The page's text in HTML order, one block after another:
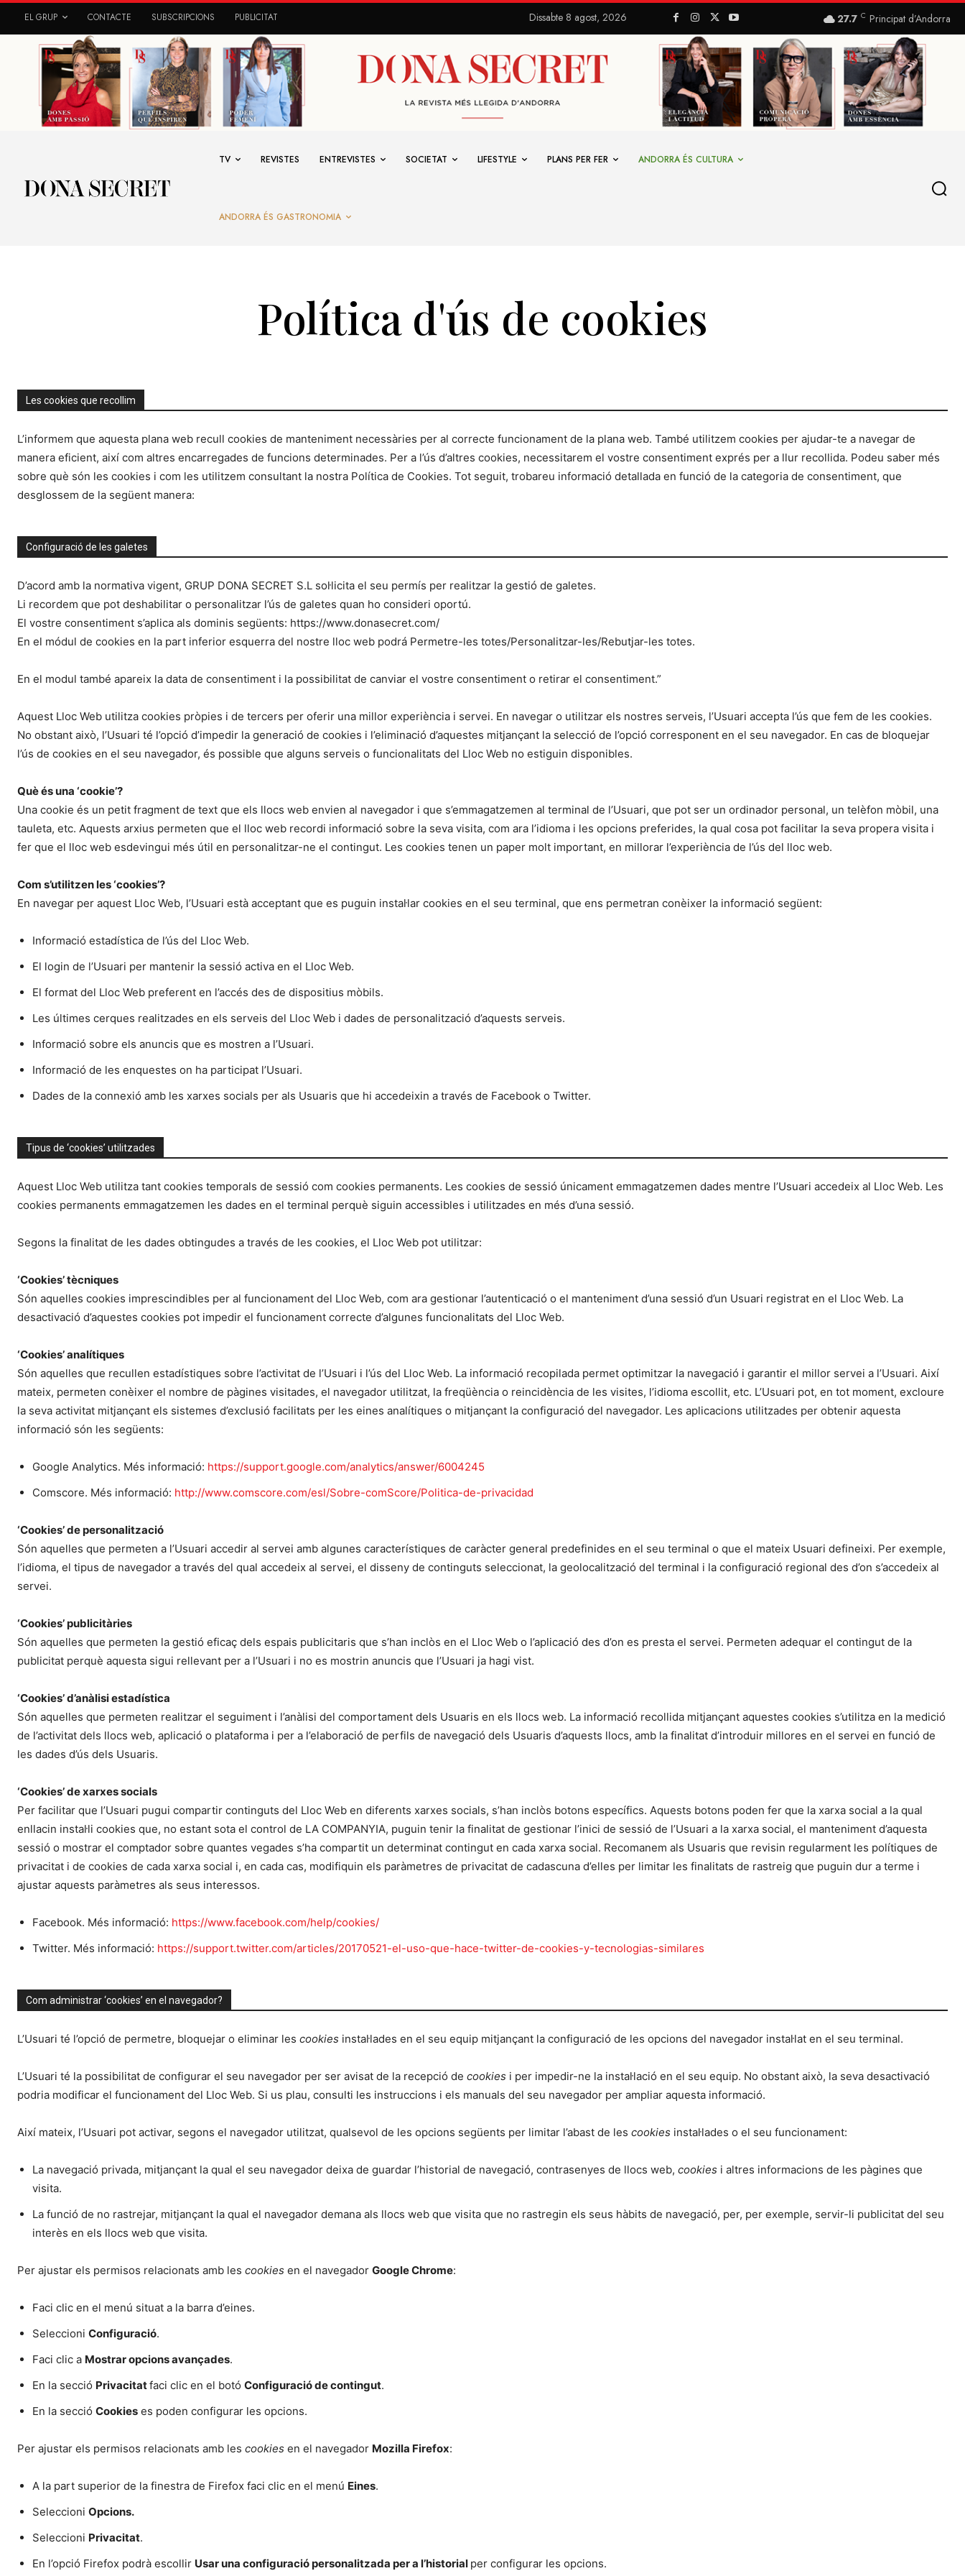
EL GRUP CONTACTE SUBSCRIPCIONS PUBLICITAT Dissabte 8 agost, 2026 27.7 C Principat d’Andorra
TV REVISTES ENTREVISTES SOCIETAT LIFESTYLE PLANS PER FER ANDORRA ÉS CULTURA
ANDORRA ÉS GASTRONOMIA
Política d'ús de cookies
Les cookies que recollim
L’informem que aquesta plana web recull cookies de manteniment necessàries per al correcte funcionament de la plana web. També utilitzem cookies per ajudar-te a navegar de
manera eficient, així com altres encarregades de funcions determinades. Per a l’ús d’altres cookies, necessitarem el vostre consentiment exprés per a llur recollida. Podeu saber més
sobre què són les cookies i com les utilitzem consultant la nostra Política de Cookies. Tot seguit, trobareu informació detallada en funció de la categoria de consentiment, que
desglossem de la següent manera:
Configuració de les galetes
D’acord amb la normativa vigent, GRUP DONA SECRET S.L sol·licita el seu permís per realitzar la gestió de galetes.
Li recordem que pot deshabilitar o personalitzar l’ús de galetes quan ho consideri oportú.
El vostre consentiment s’aplica als dominis següents: https://www.donasecret.com/
En el módul de cookies en la part inferior esquerra del nostre lloc web podrá Permetre-les totes/Personalitzar-les/Rebutjar-les totes.
En el modul també apareix la data de consentiment i la possibilitat de canviar el vostre consentiment o retirar el consentiment.”
Aquest Lloc Web utilitza cookies pròpies i de tercers per oferir una millor experiència i servei. En navegar o utilitzar els nostres serveis, l’Usuari accepta l’ús que fem de les cookies.
No obstant això, l’Usuari té l’opció d’impedir la generació de cookies i l’eliminació d’aquestes mitjançant la selecció de l’opció corresponent en el seu navegador. En cas de bloquejar
l’ús de cookies en el seu navegador, és possible que alguns serveis o funcionalitats del Lloc Web no estiguin disponibles.
Què és una ‘cookie’?
Una cookie és un petit fragment de text que els llocs web envien al navegador i que s’emmagatzemen al terminal de l’Usuari, que pot ser un ordinador personal, un telèfon mòbil, una
tauleta, etc. Aquests arxius permeten que el lloc web recordi informació sobre la seva visita, com ara l’idioma i les opcions preferides, la qual cosa pot facilitar la seva propera visita i
fer que el lloc web esdevingui més útil en personalitzar-ne el contingut. Les cookies tenen un paper molt important, en millorar l’experiència de l’ús del lloc web.
Com s’utilitzen les ‘cookies’?
En navegar per aquest Lloc Web, l’Usuari està acceptant que es puguin instal·lar cookies en el seu terminal, que ens permetran conèixer la informació següent:
Informació estadística de l’ús del Lloc Web.
El login de l’Usuari per mantenir la sessió activa en el Lloc Web.
El format del Lloc Web preferent en l’accés des de dispositius mòbils.
Les últimes cerques realitzades en els serveis del Lloc Web i dades de personalització d’aquests serveis.
Informació sobre els anuncis que es mostren a l’Usuari.
Informació de les enquestes on ha participat l’Usuari.
Dades de la connexió amb les xarxes socials per als Usuaris que hi accedeixin a través de Facebook o Twitter.
Tipus de ‘cookies’ utilitzades
Aquest Lloc Web utilitza tant cookies temporals de sessió com cookies permanents. Les cookies de sessió únicament emmagatzemen dades mentre l’Usuari accedeix al Lloc Web. Les
cookies permanents emmagatzemen les dades en el terminal perquè siguin accessibles i utilitzades en més d’una sessió.
Segons la finalitat de les dades obtingudes a través de les cookies, el Lloc Web pot utilitzar:
‘Cookies’ tècniques
Són aquelles cookies imprescindibles per al funcionament del Lloc Web, com ara gestionar l’autenticació o el manteniment d’una sessió d’un Usuari registrat en el Lloc Web. La
desactivació d’aquestes cookies pot impedir el funcionament correcte d’algunes funcionalitats del Lloc Web.
‘Cookies’ analítiques
Són aquelles que recullen estadístiques sobre l’activitat de l’Usuari i l’ús del Lloc Web. La informació recopilada permet optimitzar la navegació i garantir el millor servei a l’Usuari. Així
mateix, permeten conèixer el nombre de pàgines visitades, el navegador utilitzat, la freqüència o reincidència de les visites, l’idioma escollit, etc. L’Usuari pot, en tot moment, excloure
la seva activitat mitjançant els sistemes d’exclusió facilitats per les eines analítiques o mitjançant la configuració del navegador. Les aplicacions utilitzades per obtenir aquesta
informació són les següents:
Google Analytics. Més informació: https://support.google.com/analytics/answer/6004245
Comscore. Més informació: http://www.comscore.com/esl/Sobre-comScore/Politica-de-privacidad
‘Cookies’ de personalització
Són aquelles que permeten a l’Usuari accedir al servei amb algunes característiques de caràcter general predefinides en el seu terminal o que el mateix Usuari defineixi. Per exemple,
l’idioma, el tipus de navegador a través del qual accedeix al servei, el disseny de continguts seleccionat, la geolocalització del terminal i la configuració regional des d’on s’accedeix al
servei.
‘Cookies’ publicitàries
Són aquelles que permeten la gestió eficaç dels espais publicitaris que s’han inclòs en el Lloc Web o l’aplicació des d’on es presta el servei. Permeten adequar el contingut de la
publicitat perquè aquesta sigui rellevant per a l’Usuari i no es mostrin anuncis que l’Usuari ja hagi vist.
‘Cookies’ d’anàlisi estadística
Són aquelles que permeten realitzar el seguiment i l’anàlisi del comportament dels Usuaris en els llocs web. La informació recollida mitjançant aquestes cookies s’utilitza en la medició
de l’activitat dels llocs web, aplicació o plataforma i per a l’elaboració de perfils de navegació dels Usuaris d’aquests llocs, amb la finalitat d’introduir millores en el servei en funció de
les dades d’ús dels Usuaris.
‘Cookies’ de xarxes socials
Per facilitar que l’Usuari pugui compartir continguts del Lloc Web en diferents xarxes socials, s’han inclòs botons específics. Aquests botons poden fer que la xarxa social a la qual
enllacin instal·li cookies que, no estant sota el control de LA COMPANYIA, puguin tenir la finalitat de gestionar l’inici de sessió de l’Usuari a la xarxa social, el manteniment d’aquesta
sessió o mostrar el comptador sobre quantes vegades s’ha compartit un determinat contingut en cada xarxa social. Recomanem als Usuaris que revisin regularment les polítiques de
privacitat i de cookies de cada xarxa social i, en cada cas, modifiquin els paràmetres de privacitat de cadascuna d’elles per limitar les finalitats de rastreig que puguin dur a terme i
ajustar aquests paràmetres als seus interessos.
Facebook. Més informació: https://www.facebook.com/help/cookies/
Twitter. Més informació: https://support.twitter.com/articles/20170521-el-uso-que-hace-twitter-de-cookies-y-tecnologias-similares
Com administrar ‘cookies’ en el navegador?
L’Usuari té l’opció de permetre, bloquejar o eliminar les cookies instal·lades en el seu equip mitjançant la configuració de les opcions del navegador instal·lat en el seu terminal.
L’Usuari té la possibilitat de configurar el seu navegador per ser avisat de la recepció de cookies i per impedir-ne la instal·lació en el seu equip. No obstant això, la seva desactivació
podria modificar el funcionament del Lloc Web. Si us plau, consulti les instruccions i els manuals del seu navegador per ampliar aquesta informació.
Així mateix, l’Usuari pot activar, segons el navegador utilitzat, qualsevol de les opcions següents per limitar l’abast de les cookies instal·lades o el seu funcionament:
La navegació privada, mitjançant la qual el seu navegador deixa de guardar l’historial de navegació, contrasenyes de llocs web, cookies i altres informacions de les pàgines que
visita.
La funció de no rastrejar, mitjançant la qual el navegador demana als llocs web que visita que no rastregin els seus hàbits de navegació, per, per exemple, servir-li publicitat del seu
interès en els llocs web que visita.
Per ajustar els permisos relacionats amb les cookies en el navegador Google Chrome:
Faci clic en el menú situat a la barra d’eines.
Seleccioni Configuració.
Faci clic a Mostrar opcions avançades.
En la secció Privacitatfaci clic en el botó Configuració de contingut.
En la secció Cookies es poden configurar les opcions.
Per ajustar els permisos relacionats amb les cookies en el navegador Mozilla Firefox:
A la part superior de la finestra de Firefox faci clic en el menú Eines.
Seleccioni Opcions.
Seleccioni Privacitat.
En l’opció Firefox podrà escollir Usar una configuració personalitzada per a l’historial per configurar les opcions.